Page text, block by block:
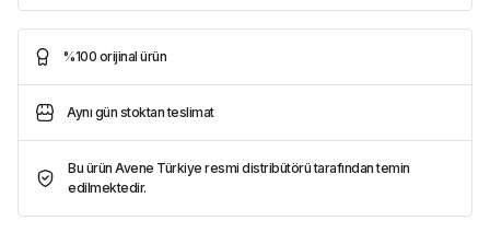
%100 orijinal ürün
Aynı gün stoktan teslimat
Bu ürün Avene Türkiye resmi distribütörü tarafından temin
edilmektedir.